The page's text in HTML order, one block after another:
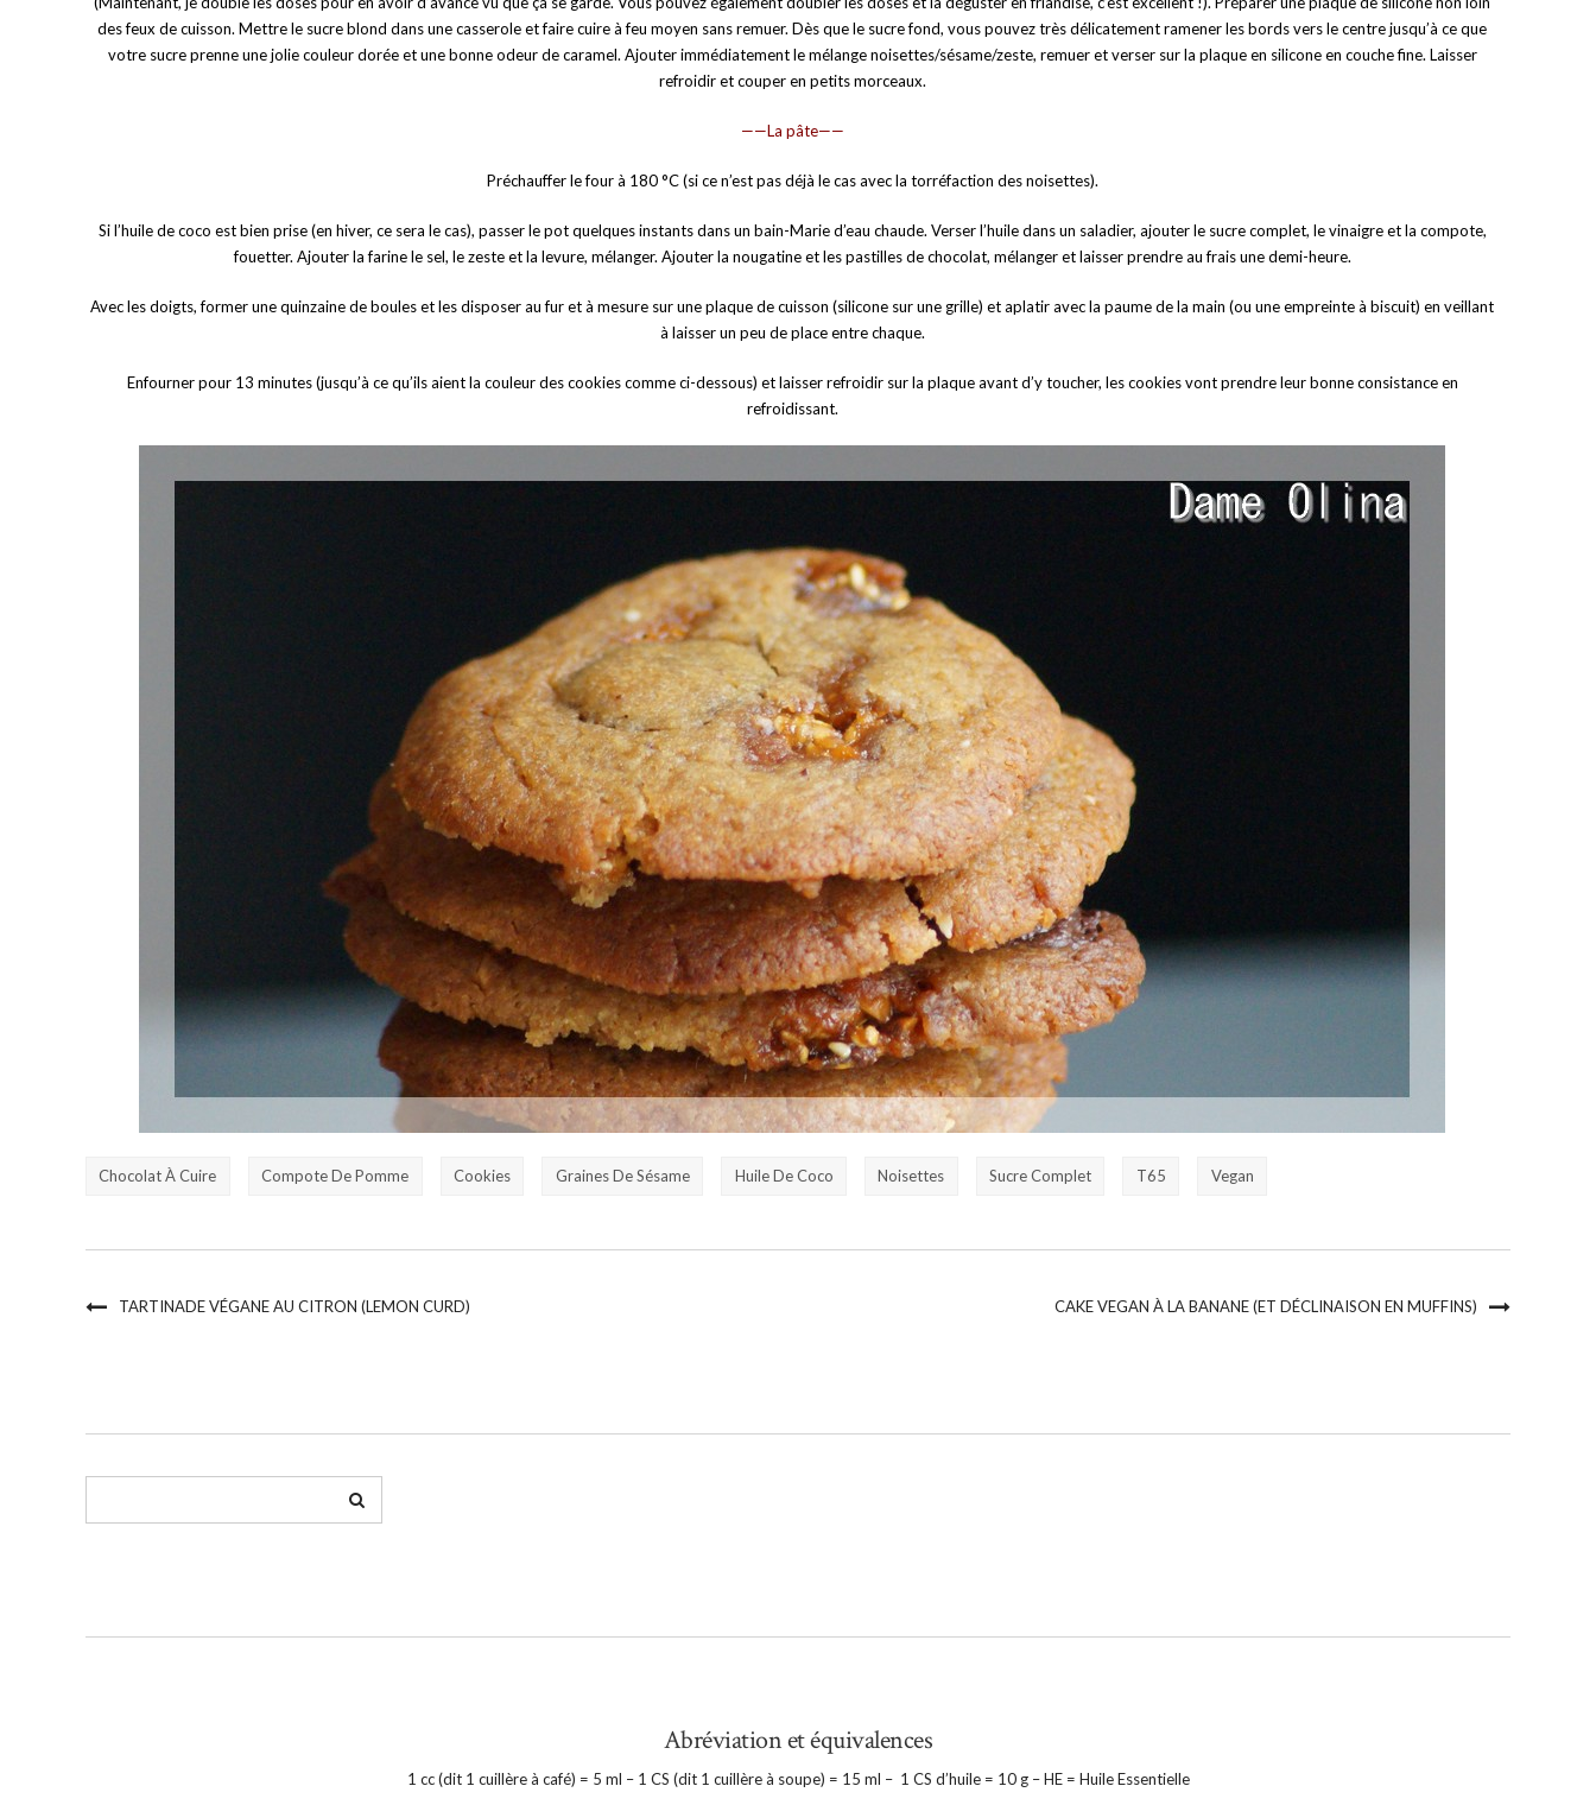
des feux de cuisson. Mettre le sucre blond dans une casserole et faire cuire à feu moyen sans remuer. Dès que le sucre fond, vous pouvez très délicatement ramener les bords vers le centre jusqu’à ce que
votre sucre prenne une jolie couleur dorée et une bonne odeur de caramel. Ajouter immédiatement le mélange noisettes/sésame/zeste, remuer et verser sur la plaque en silicone en couche fine. Laisser
refroidir et couper en petits morceaux.
——La pâte——
Préchauffer le four à 180 °C (si ce n’est pas déjà le cas avec la torréfaction des noisettes).
Si l’huile de coco est bien prise (en hiver, ce sera le cas), passer le pot quelques instants dans un bain-Marie d’eau chaude. Verser l’huile dans un saladier, ajouter le sucre complet, le vinaigre et la compote,
fouetter. Ajouter la farine le sel, le zeste et la levure, mélanger. Ajouter la nougatine et les pastilles de chocolat, mélanger et laisser prendre au frais une demi-heure.
Avec les doigts, former une quinzaine de boules et les disposer au fur et à mesure sur une plaque de cuisson (silicone sur une grille) et aplatir avec la paume de la main (ou une empreinte à biscuit) en veillant
à laisser un peu de place entre chaque.
Enfourner pour 13 minutes (jusqu’à ce qu’ils aient la couleur des cookies comme ci-dessous) et laisser refroidir sur la plaque avant d’y toucher, les cookies vont prendre leur bonne consistance en
refroidissant.
Chocolat À Cuire Compote De Pomme Cookies Graines De Sésame Huile De Coco Noisettes Sucre Complet T65 Vegan
TARTINADE VÉGANE AU CITRON (LEMON CURD) CAKE VEGAN À LA BANANE (ET DÉCLINAISON EN MUFFINS)
Abréviation et équivalences
1 cc (dit 1 cuillère à café) = 5 ml – 1 CS (dit 1 cuillère à soupe) = 15 ml – 1 CS d’huile = 10 g – HE = Huile Essentielle